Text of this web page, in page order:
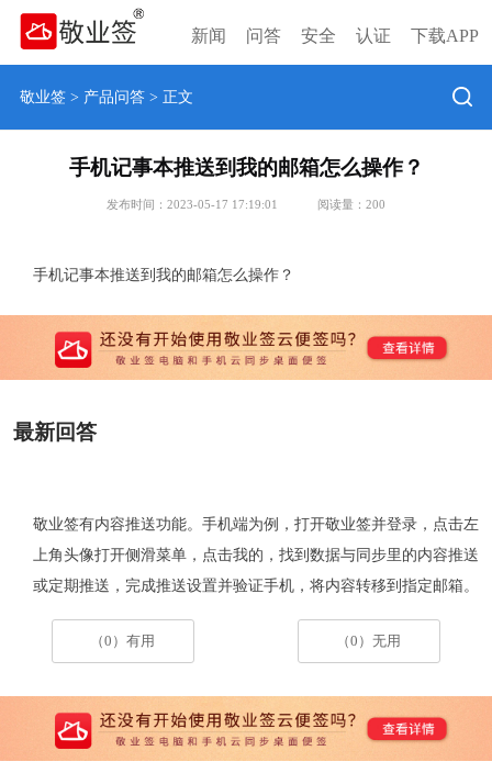
新闻 问答 安全 认证 下载APP
敬业签> 产品问答> 正文
手机记事本推送到我的邮箱怎么操作？
发布时间：2023-05-17 17:19:01 阅读量： 200
手机记事本推送到我的邮箱怎么操作？
最新回答
敬业签有内容推送功能。手机端为例， 打开敬业签并登录，点击左
上角头像打开侧滑菜单，点击我的，找到数据与同步里的内容推送
或定期推送，完成推送设置并验证手机，将内容转移到指定邮箱。
（0）有用 （0）无用